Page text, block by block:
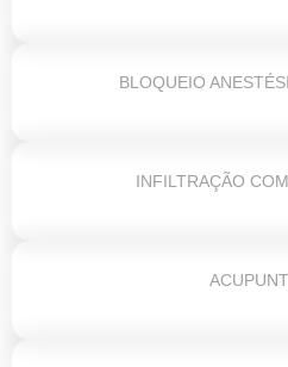
BLOQUEIO
INFILTRAÇÃO